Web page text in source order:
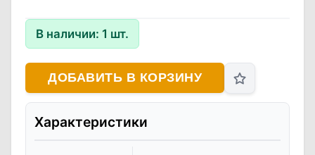
В наличии: 1 шт.
ДОБАВИТЬ В КОРЗИНУ
Характеристики